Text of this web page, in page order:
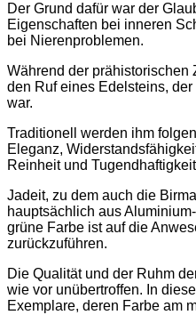
Der Grund dafür war der
Eigenschaften bei inneren
bei Nierenproblemen.
Während der
den Ruf eines Edelsteins,
war.
Traditionell werden ihm
Eleganz,
Reinheit und
Jadeit, zu dem auch die
hauptsächlich aus
grüne Farbe ist auf die
zurückzuführen.
Die Qualität und der Ruhm
wie vor unübertroffen. In
Exemplare, deren Farbe am